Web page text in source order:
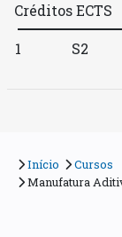
Créditos ECTS
1 S2
Início
Cursos
Manufatura